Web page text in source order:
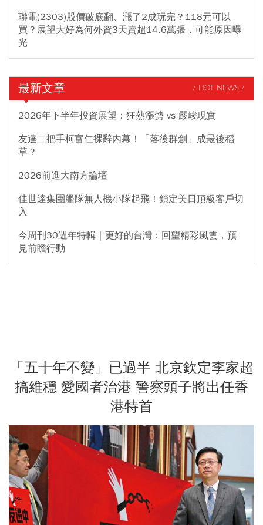
聯電(2303)股價破底翻、漲了2成玩完？118元可以
買？展望大好為何外資3天賣超14.6萬張，可能原因曝
光
最新文章 / HOT NEWS /
2026年下半年投資展望：狂熱漲勢 vs 嚴峻現實
友達二把手柯富仁裸辭內幕！「落後群創」成最後稻
草？
2026前進大南方論壇
佳世達集團艦隊無人機小隊起飛！鎖定美日頂級客戶切
入
今周刊30週年特輯｜更好的台灣：回望精彩風雲，預
見前瞻行動
「五十年不變」已過半 北京欽定李家超
搞維穩 愛國者治港 警察頭子將出任香
港特首